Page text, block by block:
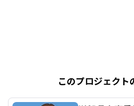
このプロジェクト